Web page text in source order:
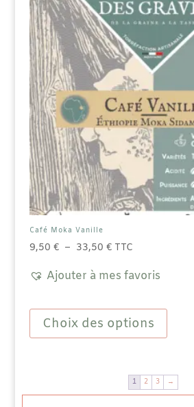
choisies
sur
page
du
produit
Café Moka Vanille
9,50 € – 33,50 €Plage
prix :
à
33,50 €
TTC
Ajouter à mes favoris
Choix des options
plusieurs
peuvent
être
1 2 3 →